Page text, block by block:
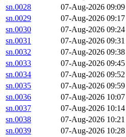
sn.0028
07-Aug-2026 09:09
sn.0029
07-Aug-2026 09:17
sn.0030
07-Aug-2026 09:24
sn.0031
07-Aug-2026 09:31
sn.0032
07-Aug-2026 09:38
sn.0033
07-Aug-2026 09:45
sn.0034
07-Aug-2026 09:52
sn.0035
07-Aug-2026 09:59
sn.0036
07-Aug-2026 10:07
sn.0037
07-Aug-2026 10:14
sn.0038
07-Aug-2026 10:21
sn.0039
07-Aug-2026 10:28